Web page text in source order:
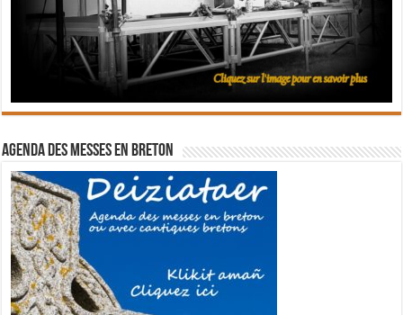
Agenda des messes en breton